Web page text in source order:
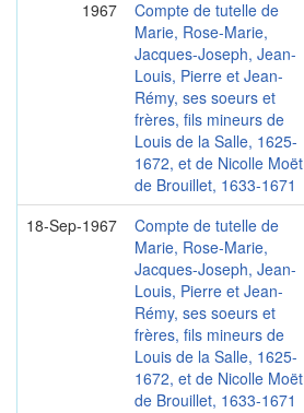
1967
Compte de tutelle de
Marie, Rose-Marie,
Jacques-Joseph, Jean-
Louis, Pierre et Jean-
Rémy, ses soeurs et
frères, fils mineurs de
Louis de la Salle, 1625-
1672, et de Nicolle Moët
de Brouillet, 1633-1671
18-Sep-1967
Compte de tutelle de
Marie, Rose-Marie,
Jacques-Joseph, Jean-
Louis, Pierre et Jean-
Rémy, ses soeurs et
frères, fils mineurs de
Louis de la Salle, 1625-
1672, et de Nicolle Moët
de Brouillet, 1633-1671